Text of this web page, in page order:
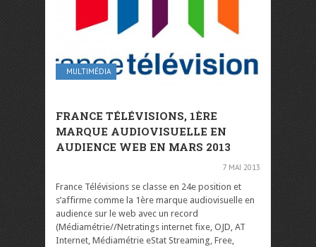
MULTIMÉDIA
FRANCE TÉLÉVISIONS, 1ÈRE
MARQUE AUDIOVISUELLE EN
AUDIENCE WEB EN MARS 2013
7 MAI 2013
France Télévisions se classe en 24e position et
s’affirme comme la 1ère marque audiovisuelle en
audience sur le web avec un record
(Médiamétrie//Netratings internet fixe, OJD, AT
Internet, Médiamétrie eStat Streaming, Free,